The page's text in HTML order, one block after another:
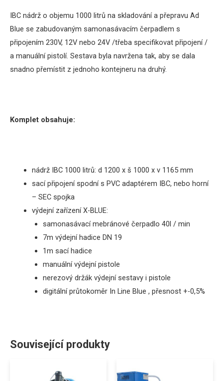
IBC nádrž o objemu 1000 litrů na skladování a přepravu Ad
Blue se zabudovaným samonasávacím čerpadlem s
připojením 230V, 12V nebo 24V /třeba specifikovat připojení /
a manuální pistolí. Sestava byla navržena tak, aby se dala
snadno přemístit z jednoho kontejneru na druhý.
Komplet obsahuje:
nádrž IBC 1000 litrů: d 1200 x š 1000 x v 1165 mm
sací připojení spodní s PVC adaptérem IBC, nebo horní
– SEC spojka
výdejní zařízení X-BLUE:
samonasávací mebránové čerpadlo 40l / min
7m výdejní hadice DN 19
1m sací hadice
manuální výdejní pistole
nerezový držák výdejní sestavy i pistole
digitální průtokoměrIn Line Blue , přesnost +-0,5%
Související produkty